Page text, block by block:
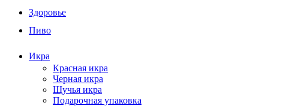
Здоровье
Пиво
Икра
Красная икра
Черная икра
Щучья икра
Подарочная упаковка